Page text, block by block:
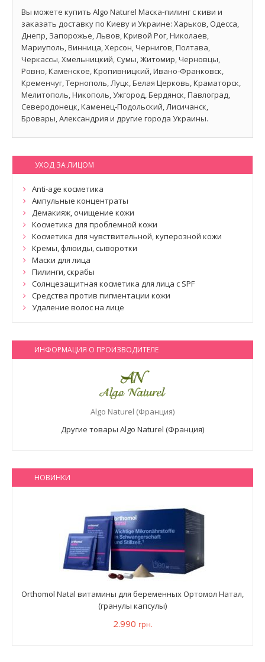
Вы можете купить Algo Naturel Маска-пилинг с киви и
заказать доставку по Киеву и Украине: Харьков, Одесса,
Днепр, Запорожье, Львов, Кривой Рог, Николаев,
Мариуполь, Винница, Херсон, Чернигов, Полтава,
Черкассы, Хмельницкий, Сумы, Житомир, Черновцы,
Ровно, Каменское, Кропивницкий, Ивано-Франковск,
Кременчуг, Тернополь, Луцк, Белая Церковь, Краматорск,
Мелитополь, Никополь, Ужгород, Бердянск, Павлоград,
Северодонецк, Каменец-Подольский, Лисичанск,
Бровары, Александрия и другие города Украины.
УХОД ЗА ЛИЦОМ
Anti-age косметика
Ампульные концентраты
Демакияж, очищение кожи
Косметика для проблемной кожи
Косметика для чувствительной, куперозной кожи
Кремы, флюиды, сыворотки
Маски для лица
Пилинги, скрабы
Солнцезащитная косметика для лица с SPF
Средства против пигментации кожи
Удаление волос на лице
ИНФОРМАЦИЯ О ПРОИЗВОДИТЕЛЕ
Algo Naturel (Франция)
Другие товары Algo Naturel (Франция)
НОВИНКИ
Orthomol Natal витамины для беременных Ортомол Натал,
(гранулы капсулы)
2.990 грн.